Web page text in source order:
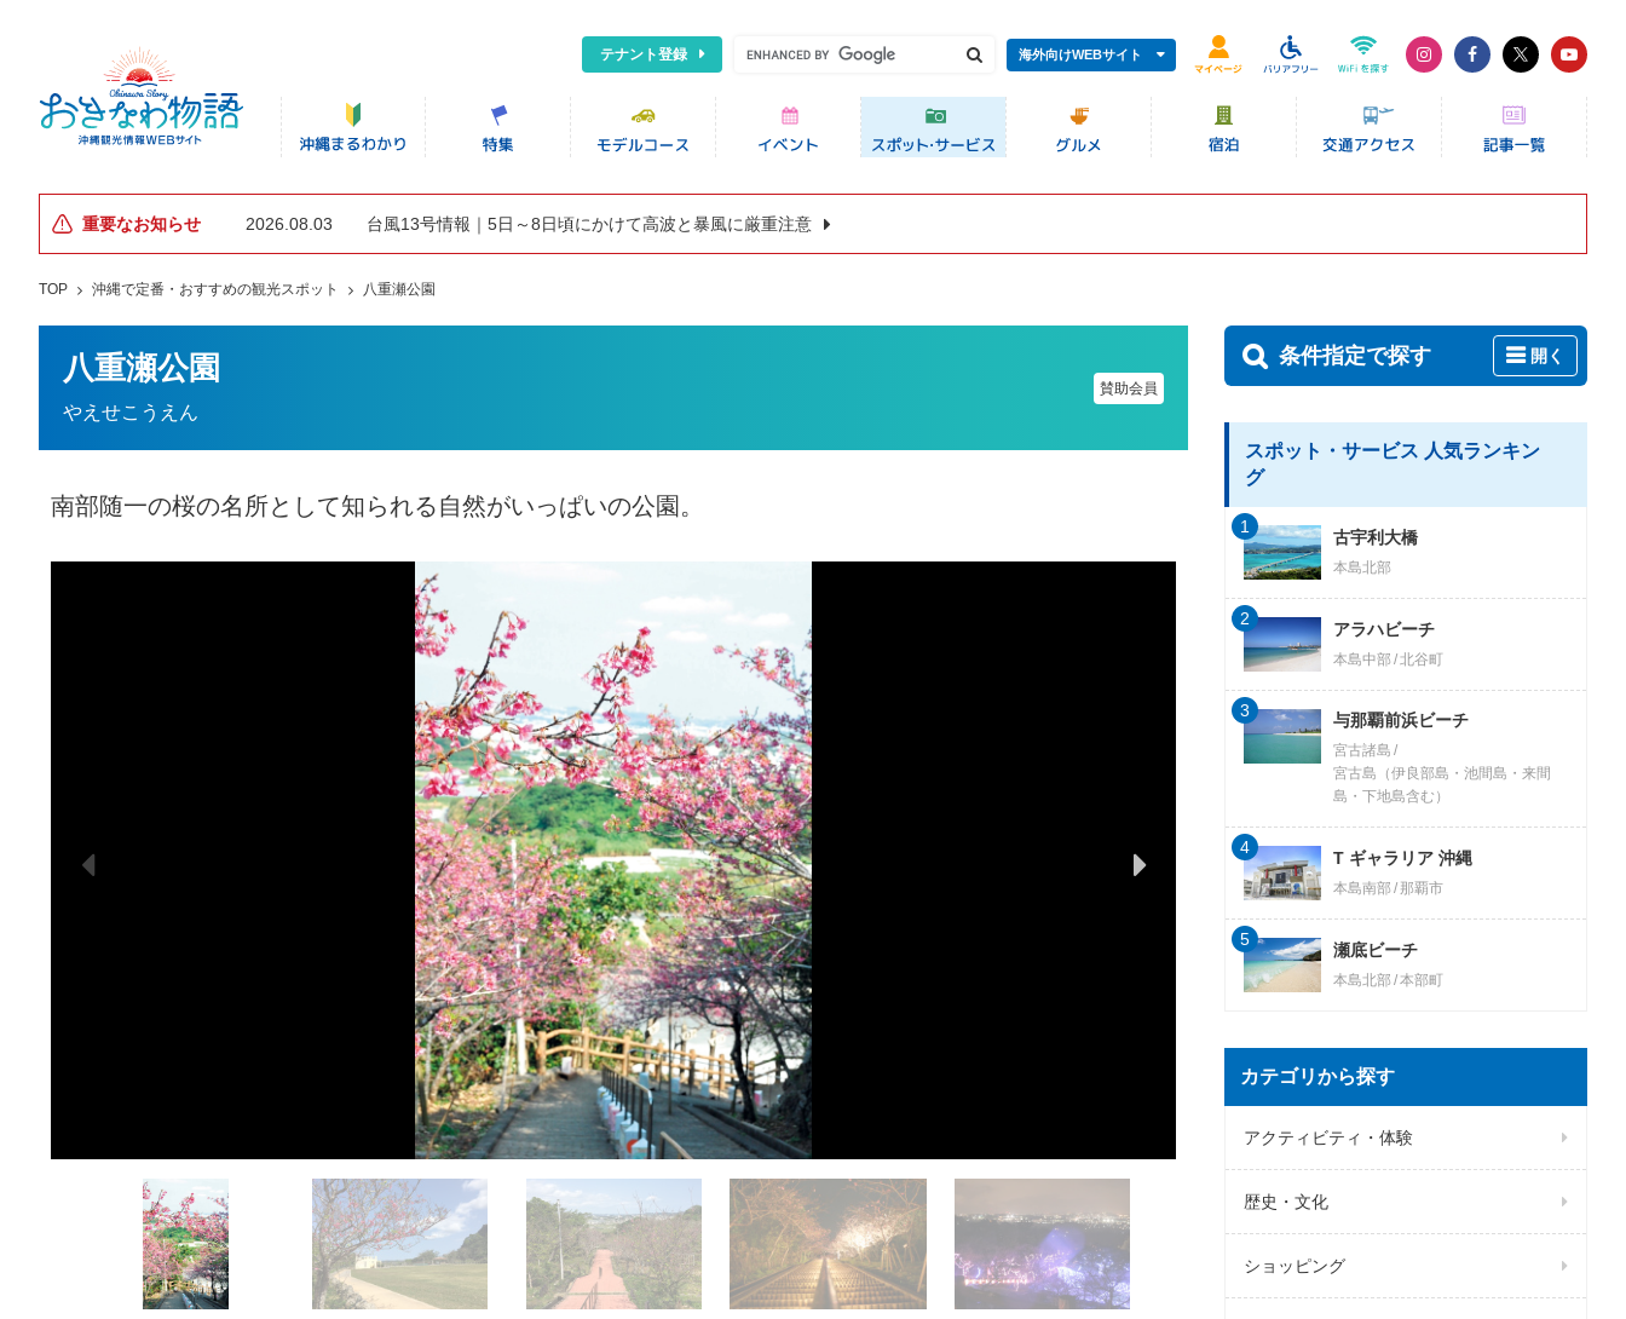
テナント登録 海外向けWEBサイト
重要なお知らせ 2026.08.03 台風13号情報｜5日～8日頃にかけて高波と暴風に厳重注意
TOP 沖縄で定番・おすすめの観光スポット 八重瀬公園
八重瀬公園
やえせこうえん
賛助会員
南部随一の桜の名所として知られる自然がいっぱいの公園。
条件指定で探す 開く
スポット・サービス 人気ランキン
グ
古宇利大橋
本島北部
1
アラハビーチ
本島中部 北谷町
2
与那覇前浜ビーチ
宮古諸島
宮古島（伊良部島・池間島・来間
島・下地島含む）
3
T ギャラリア 沖縄
本島南部 那覇市
4
瀬底ビーチ
本島北部 本部町
5
カテゴリから探す
アクティビティ・体験
歴史・文化
ショッピング